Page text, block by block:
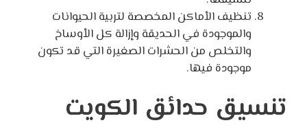
تنظيف الأماكن المخصصة لتربية الحيوانات
والموجودة في الحديقة وإزالة كل الأوساخ
والتخلص من الحشرات الصغيرة التي قد تكون
موجودة فيها.
تنسيق حدائق الكويت